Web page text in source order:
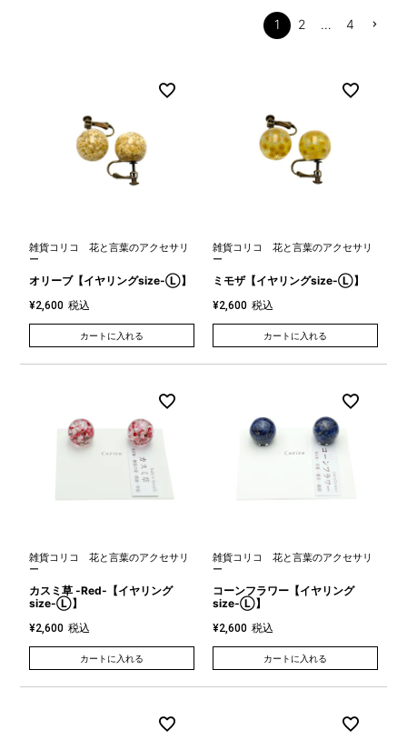
1 2 … 4
雑貨コリコ 花と言葉のアクセサリ
ー
オリーブ【イヤリングsize-Ⓛ】
¥2,600 税込
カートに入れる
雑貨コリコ 花と言葉のアクセサリ
ー
ミモザ【イヤリングsize-Ⓛ】
¥2,600 税込
カートに入れる
雑貨コリコ 花と言葉のアクセサリ
ー
カスミ草 -Red-【イヤリング
size-Ⓛ】
¥2,600 税込
カートに入れる
雑貨コリコ 花と言葉のアクセサリ
ー
コーンフラワー【イヤリング
size-Ⓛ】
¥2,600 税込
カートに入れる